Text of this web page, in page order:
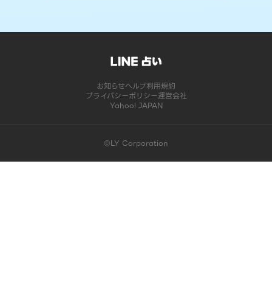
お知らせヘルプ利用規約
プライバシーポリシー運営会社
Yahoo! JAPAN
©LY Corporation
このコンテンツは掲載が終了しました | LINE占い